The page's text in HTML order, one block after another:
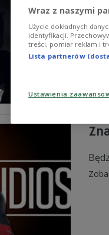
Jak
Wraz z naszymi
Użycie dokładnych
identyfikacji.
treści, pomiar reklam i
Lista partnerów
Ustawienia